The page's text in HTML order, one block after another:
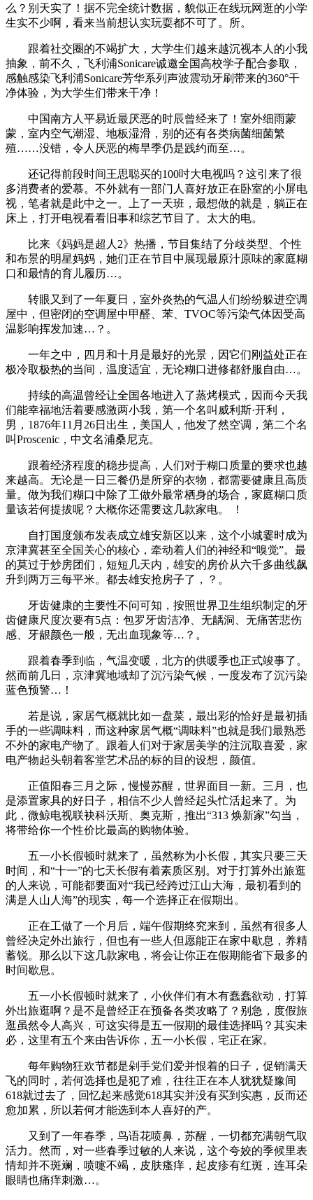
么？别天实了！据不完全统计数据，貌似正在线玩网逛的小学
生实不少啊，看来当前想认实玩耍都不可了。所。
跟着社交圈的不竭扩大，大学生们越来越沉视本人的小我
抽象，前不久，飞利浦Sonicare诚邀全国高校学子配合参取，
感触感染飞利浦Sonicare芳华系列声波震动牙刷带来的360°干
净体验，为大学生们带来干净！
中国南方人平易近最厌恶的时辰曾经来了！室外细雨蒙
蒙，室内空气潮湿、地板湿滑，别的还有各类病菌细菌繁
殖……没错，令人厌恶的梅旱季仍是践约而至…。
还记得前段时间王思聪买的100吋大电视吗？这引来了很
多消费者的爱慕。不外就有一部门人喜好放正在卧室的小屏电
视，笔者就是此中之一。上了一天班，最想做的就是，躺正在
床上，打开电视看看旧事和综艺节目了。太大的电。
比来《妈妈是超人2》热播，节目集结了分歧类型、个性
和布景的明星妈妈，她们正在节目中展现最原汁原味的家庭糊
口和最情的育儿履历…。
转眼又到了一年夏日，室外炎热的气温人们纷纷躲进空调
屋中，但密闭的空调屋中甲醛、苯、TVOC等污染气体因受高
温影响挥发加速…？。
一年之中，四月和十月是最好的光景，因它们刚益处正在
极冷取极热的当间，温度适宜，无论糊口进修都舒服自由…。
持续的高温曾经让全国各地进入了蒸烤模式，因而今天我
们能幸福地活着要感激两小我，第一个名叫威利斯·开利，
男，1876年11月26日出生，美国人，他发了然空调，第二个名
叫Proscenic，中文名浦桑尼克。
跟着经济程度的稳步提高，人们对于糊口质量的要求也越
来越高。无论是一日三餐仍是所穿的衣物，都需要健康且高质
量。做为我们糊口中除了工做外最常栖身的场合，家庭糊口质
量该若何提拔呢？大概你还需要这几款家电。 ！
自打国度颁布发表成立雄安新区以来，这个小城霎时成为
京津冀甚至全国关心的核心，牵动着人们的神经和“嗅觉”。最
的莫过于炒房团们，短短几天内，雄安的房价从六千多曲线飙
升到两万三每平米。都去雄安抢房子了，？。
牙齿健康的主要性不问可知，按照世界卫生组织制定的牙
齿健康尺度次要有5点：包罗牙齿洁净、无龋洞、无痛苦悲伤
感、牙龈颜色一般，无出血现象等…？。
跟着春季到临，气温变暖，北方的供暖季也正式竣事了。
然而前几日，京津冀地域却了沉污染气候，一度发布了沉污染
蓝色预警…！
若是说，家居气概就比如一盘菜，最出彩的恰好是最初插
手的一些调味料，而这种家居气概“调味料”也就是我们最熟悉
不外的家电产物了。跟着人们对于家居美学的注沉取喜爱，家
电产物起头朝着客堂艺术品的标的目的设想，颜值。
正值阳春三月之际，慢慢苏醒，世界面目一新。三月，也
是添置家具的好日子，相信不少人曾经起头忙活起来了。为
此，微鲸电视联袂科沃斯、奥克斯，推出“313 焕新家”勾当，
将带给你一个性价比最高的购物体验。
五一小长假顿时就来了，虽然称为小长假，其实只要三天
时间，和“十一”的七天长假有着素质区别。对于打算外出旅逛
的人来说，可能都要面对“我已经跨过江山大海，最初看到的
满是人山人海”的现实，每一个选择正在假期出。
正在工做了一个月后，端午假期终究来到，虽然有很多人
曾经决定外出旅行，但也有一些人但愿能正在家中歇息，养精
蓄锐。那么以下这几款家电，将会让你正在假期能省下最多的
时间歇息。
五一小长假顿时就来了，小伙伴们有木有蠢蠢欲动，打算
外出旅逛啊？是不是曾经正在预备各类攻略了？别急，度假旅
逛虽然令人高兴，可这实得是五一假期的最佳选择吗？其实未
必，这里有五个来由告诉你，五一小长假，宅正在家。
每年购物狂欢节都是剁手党们爱并恨着的日子，促销满天
飞的同时，若何选择也是犯了难，往往正在本人犹犹疑豫间
618就过去了，回忆起来感觉618其实并没有买到实惠，反而还
愈加累，所以若何才能选到本人喜好的产。
又到了一年春季，鸟语花喷鼻，苏醒，一切都充满朝气取
活力。然而，对一些春季过敏的人来说，这个夸姣的季候里表
情却并不斑斓，喷嚏不竭，皮肤瘙痒，起皮疹有红斑，连耳朵
眼睛也痛痒刺激…。